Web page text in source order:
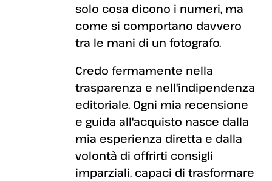
solo cosa dicono i numeri, ma
come si comportano davvero
tra le mani di un fotografo.
Credo fermamente nella
trasparenza e nell'indipendenza
editoriale. Ogni mia recensione
e guida all'acquisto nasce dalla
mia esperienza diretta e dalla
volontà di offrirti consigli
imparziali, capaci di trasformare